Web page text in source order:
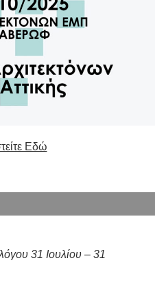
Εδώ
31 Ιουλίου – 31